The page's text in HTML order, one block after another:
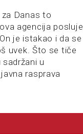
Danas to
agencija posluje
je istakao i da se
uvek. Što se tiče
u
rasprava